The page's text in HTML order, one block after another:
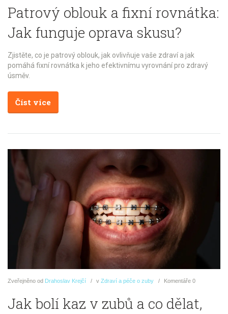
Patrový oblouk a fixní rovnátka:
Jak funguje oprava skusu?
Zjistěte, co je patrový oblouk, jak ovlivňuje vaše zdraví a jak
pomáhá fixní rovnátka k jeho efektivnímu vyrovnání pro zdravý
úsměv.
Číst více
Zveřejněno od Drahoslav Krejčí v Zdraví a péče o zuby Komentáře 0
Jak bolí kaz v zubů a co dělat,